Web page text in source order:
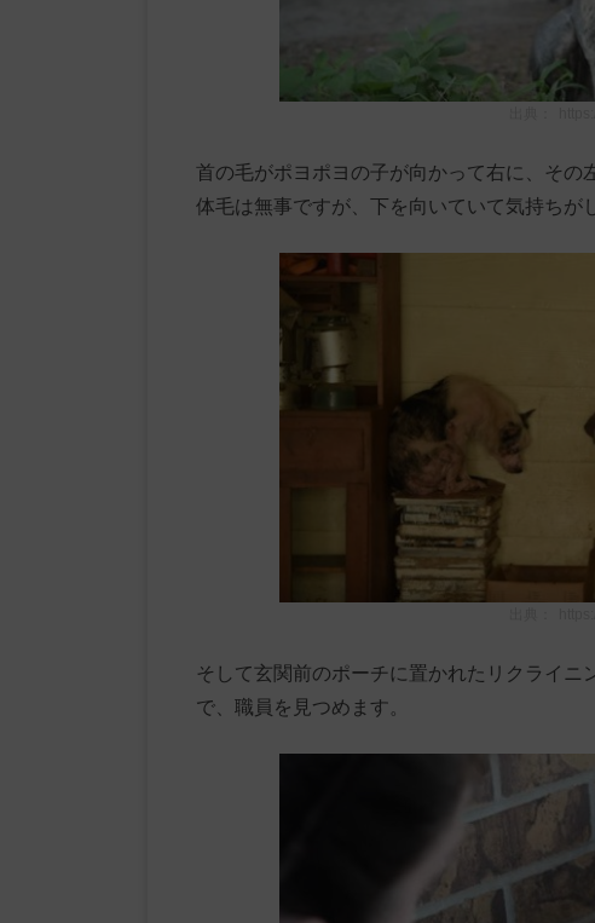
首の毛がポヨポヨの子が向かって右に、その
体毛は無事ですが、下を向いていて気持ちが
そして玄関前のポーチに置かれたリクライ
で、職員を見つめます。